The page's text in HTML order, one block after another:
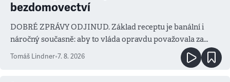
bezdomovectví
DOBRÉ ZPRÁVY ODJINUD. Základ receptu je banální i
náročný současně: aby to vláda opravdu považovala za
Tomáš Lindner•7. 8. 2026